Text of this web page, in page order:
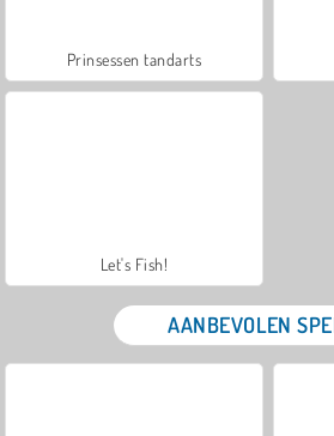
Prinsessen tandarts
Let's Fish!
AANBEVOLEN